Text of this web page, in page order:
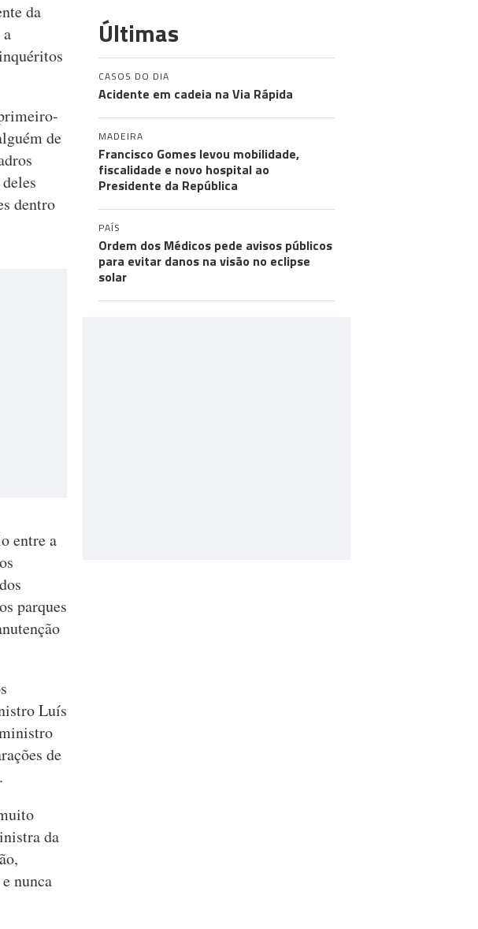
da
de
dentro
entre a
parques
Luís
de
da
nunca
Últimas
CASOS DO DIA
Acidente em cadeia na Via Rápida
MADEIRA
Francisco Gomes levou mobilidade,
fiscalidade e novo hospital ao
Presidente da República
PAÍS
Ordem dos Médicos pede avisos públicos
para evitar danos na visão no eclipse
solar